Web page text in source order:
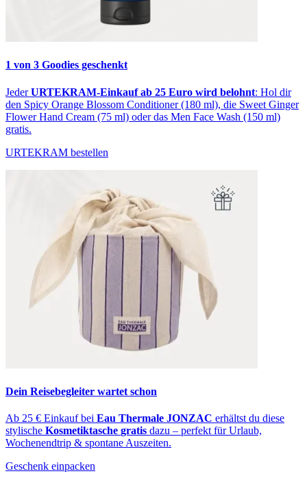
1 von 3 Goodies geschenkt
JederURTEKRAM-Einkauf ab 25 Euro wird belohnt: Hol dir
den Spicy Orange Blossom Conditioner (180 ml), die Sweet Ginger
Flower Hand Cream (75 ml) oder das Men Face Wash (150 ml)
gratis.
URTEKRAM bestellen
Dein Reisebegleiter wartet schon
Ab 25 € Einkauf bei Eau Thermale JONZAC erhältst du diese
stylische Kosmetiktasche gratis dazu – perfekt für Urlaub,
Wochenendtrip & spontane Auszeiten.
Geschenk einpacken